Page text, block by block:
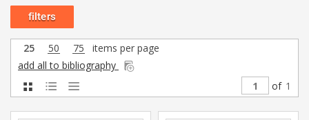
filters
25 50 75
items per page
add all to bibliography
of 1